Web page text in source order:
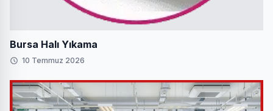
Bursa Halı Yıkama
10 Temmuz 2026